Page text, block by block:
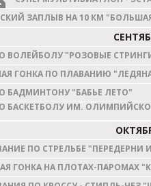
ЗАПЛЫВ НА 10 КМ
ВОЛЕЙБОЛУ "РОЗОВЫЕ
ГОНКА ПО ПЛАВАНИЮ
БАДМИНТОНУ "БАБЬЕ ЛЕТО"
БАСКЕТБОЛУ ИМ.
ПО СТРЕЛЬБЕ "ПЕРЕДЕРНИ
ГОНКА НА ПЛОТАХ-ПАРОМАХ